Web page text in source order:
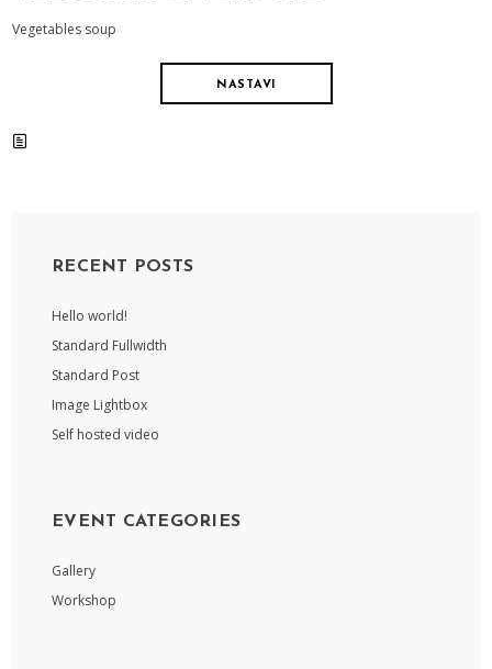
Vegetables soup
NASTAVI
RECENT POSTS
Hello world!
Standard Fullwidth
Standard Post
Image Lightbox
Self hosted video
EVENT CATEGORIES
Gallery
Workshop